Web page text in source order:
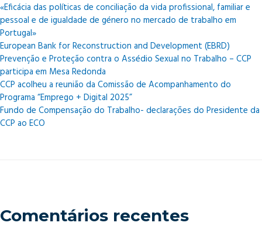
«Eficácia das políticas de conciliação da vida profissional, familiar e
pessoal e de igualdade de género no mercado de trabalho em
Portugal»
European Bank for Reconstruction and Development (EBRD)
Prevenção e Proteção contra o Assédio Sexual no Trabalho – CCP
participa em Mesa Redonda
CCP acolheu a reunião da Comissão de Acompanhamento do
Programa “Emprego + Digital 2025”
Fundo de Compensação do Trabalho- declarações do Presidente da
CCP ao ECO
Comentários recentes